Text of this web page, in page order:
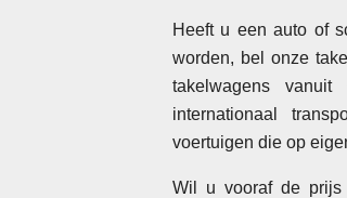
Heeft u een auto of
worden, bel onze
takelwagens
internationaal
voertuigen die op
Wil u vooraf de